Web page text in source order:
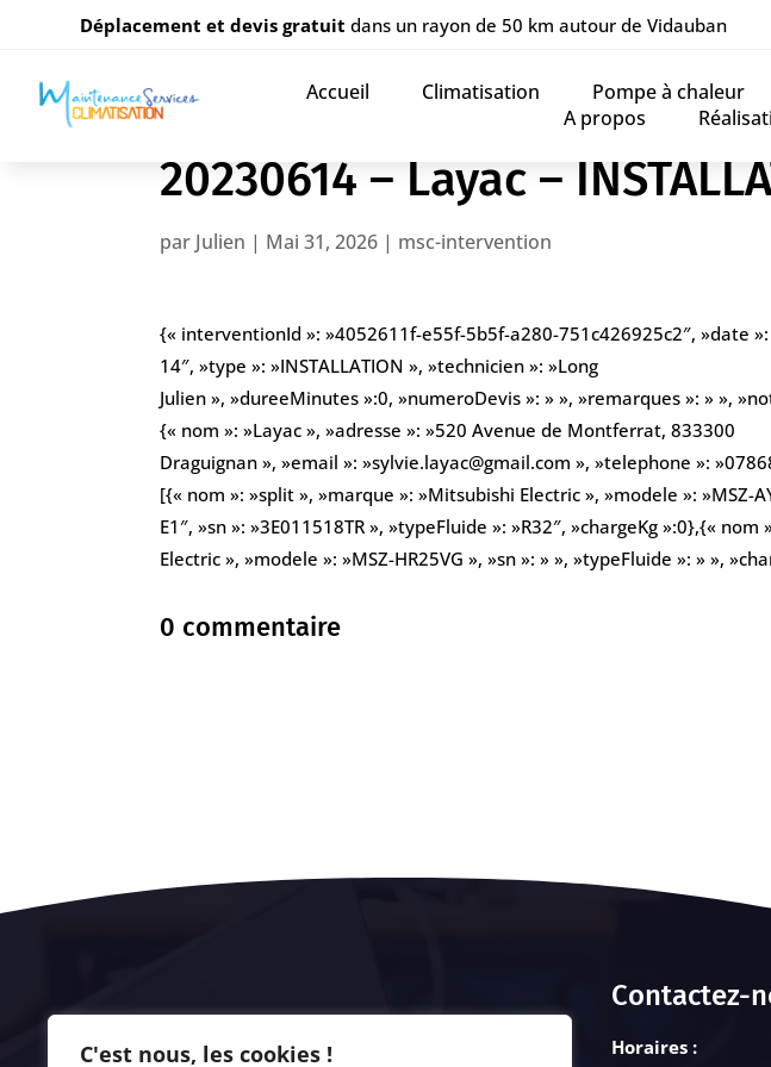
C'est nous, les cookies !
Déplacement et devis gratuitdans un rayon de 50 km autour de Vidauban
Accueil Climatisation Pompe à chaleur
A propos
20230614 – Layac –
par Julien | Mai 31, 2026 | msc-intervention
{« interventionId »: »4052611f-e55f-5b5f-a280-751c426925c2″, »date
14″, »type »: »INSTALLATION », »technicien »: »Long
Julien », »dureeMinutes »:0, »numeroDevis »: » », »remarques »: » »,
{« nom »: »Layac », »adresse »: »520 Avenue de Montferrat, 833300
Draguignan », »email »: »sylvie.layac@gmail.com », »telephone »:
[{« nom »: »split », »marque »: »Mitsubishi Electric », »modele »: »MSZ-
E1″, »sn »: »3E011518TR », »typeFluide »: »R32″, »chargeKg »:0},{«
Electric », »modele »: »MSZ-HR25VG », »sn »: » », »typeFluide »: » »,
0 commentaire
Contactez-
Horaires :